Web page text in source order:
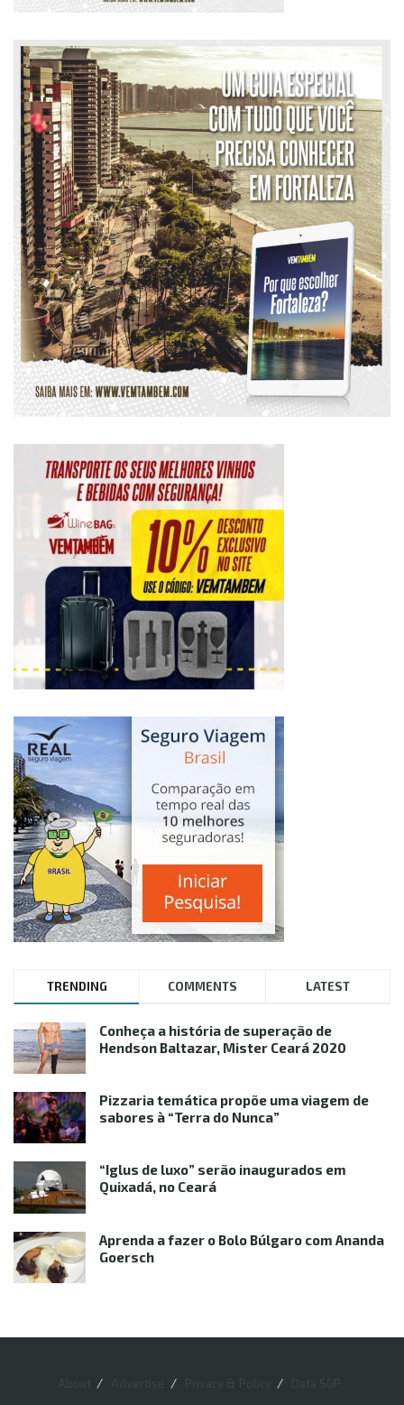
TRENDING COMMENTS LATEST
Conheça a história de superação de
Hendson Baltazar, Mister Ceará 2020
Pizzaria temática propõe uma viagem de
sabores à “Terra do Nunca”
“Iglus de luxo” serão inaugurados em
Quixadá, no Ceará
Aprenda a fazer o Bolo Búlgaro com Ananda
Goersch